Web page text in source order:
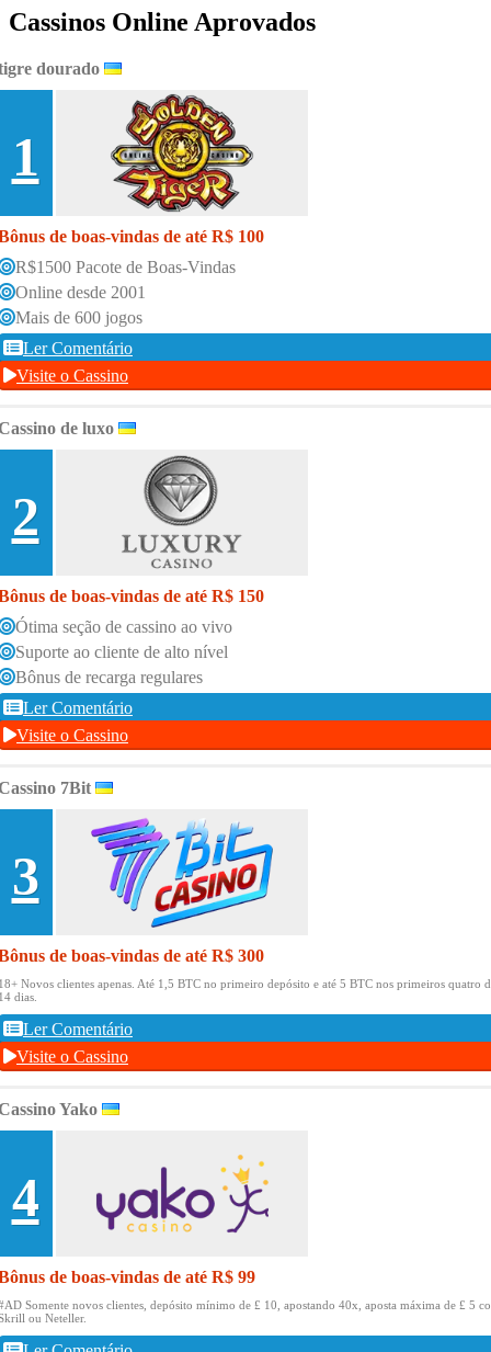
Cassinos Online Aprovados
dourado
1
de boas-vindas de até R$ 100
R$1500 Pacote de Boas-Vindas
Online desde 2001
Mais de 600 jogos
Ler Comentário
Visite o Cassino
de luxo
2
de boas-vindas de até R$ 150
Ótima seção de cassino ao vivo
Suporte ao cliente de alto nível
Bônus de recarga regulares
Ler Comentário
Visite o Cassino
7Bit
3
de boas-vindas de até R$ 300
Novos clientes apenas. Até 1,5 BTC no primeiro depósito e até 5 BTC nos primeiros quatro
dias.
Ler Comentário
Visite o Cassino
Yako
4
de boas-vindas de até R$ 99
Somente novos clientes, depósito mínimo de £ 10, apostando 40x, aposta máxima de £ 5
ou Neteller.